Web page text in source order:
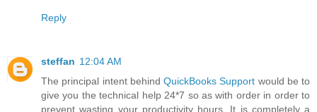
Reply
steffan 12:04 AM
The principal intent behind QuickBooks Support would be to
give you the technical help 24*7 so as with order in order to
prevent wasting your productivity hours. It is completely a